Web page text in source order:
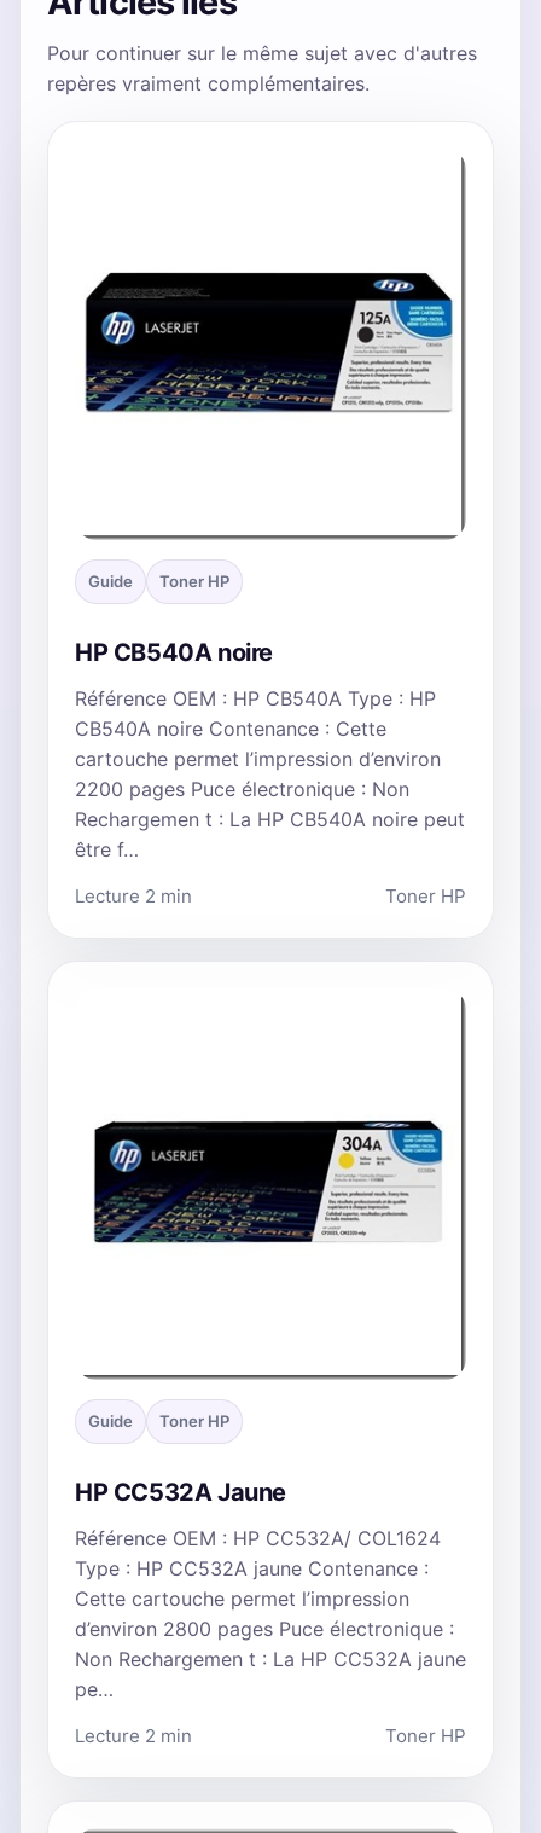
Pour continuer sur le même sujet avec d'autres
repères vraiment complémentaires.
Guide Toner HP
HP CB540A noire
Référence OEM : HP CB540A Type : HP
CB540A noire Contenance : Cette
cartouche permet l’impression d’environ
2200 pages Puce électronique : Non
Rechargemen t : La HP CB540A noire peut
être f…
Lecture 2 min Toner HP
Guide Toner HP
HP CC532A Jaune
Référence OEM : HP CC532A/ COL1624
Type : HP CC532A jaune Contenance :
Cette cartouche permet l’impression
d’environ 2800 pages Puce électronique :
Non Rechargemen t : La HP CC532A jaune
pe…
Lecture 2 min Toner HP